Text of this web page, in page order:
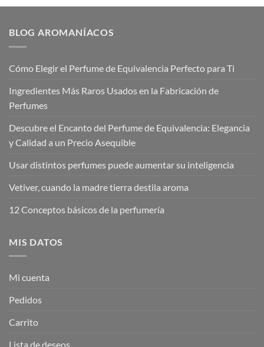
€25,00
BLOG AROMANÍACOS
Cómo Elegir el Perfume de Equivalencia Perfecto para Ti
Ingredientes Más Raros Usados en la Fabricación de
Perfumes
Descubre el Encanto del Perfume de Equivalencia: Elegancia
y Calidad a un Precio Asequible
Usar distintos perfumes puede aumentar su inteligencia
Vetiver, cuando la madre tierra destila aroma
12 Conceptos básicos de la perfumería
MIS DATOS
Mi cuenta
Pedidos
Carrito
Lista de deseos